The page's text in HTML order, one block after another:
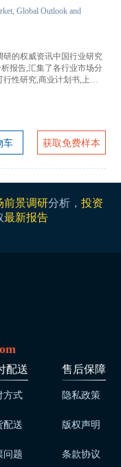
Global Outlook and
的权威资讯中国行业研究
报告,汇集了各行业市场分
性研究,商业计划书,上市
车 获取免费样本
前景调研分析，投资
最新报告
配送
方式
配送
问题
售后保障
隐私政策
版权声明
条款协议